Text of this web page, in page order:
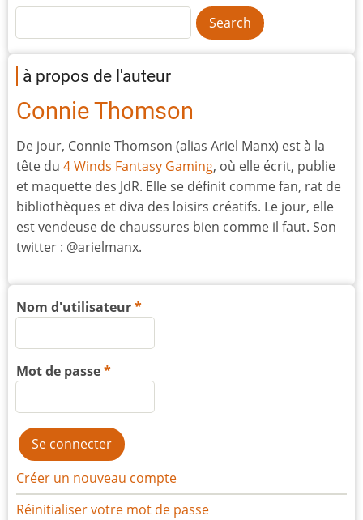
à propos de l'auteur
Connie Thomson
De jour, Connie Thomson (alias Ariel Manx) est à la
tête du 4 Winds Fantasy Gaming, où elle écrit, publie
et maquette des JdR. Elle se définit comme fan, rat de
bibliothèques et diva des loisirs créatifs. Le jour, elle
est vendeuse de chaussures bien comme il faut. Son
twitter : @arielmanx.
Nom d'utilisateur
Mot de passe
Créer un nouveau compte
Réinitialiser votre mot de passe